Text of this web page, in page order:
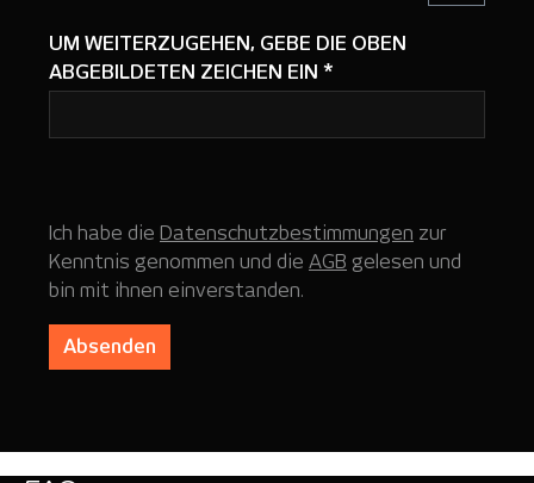
UM WEITERZUGEHEN, GEBE DIE OBEN
ABGEBILDETEN ZEICHEN EIN *
Ich habe die Datenschutzbestimmungen zur
Kenntnis genommen und die AGB gelesen und
bin mit ihnen einverstanden.
Absenden